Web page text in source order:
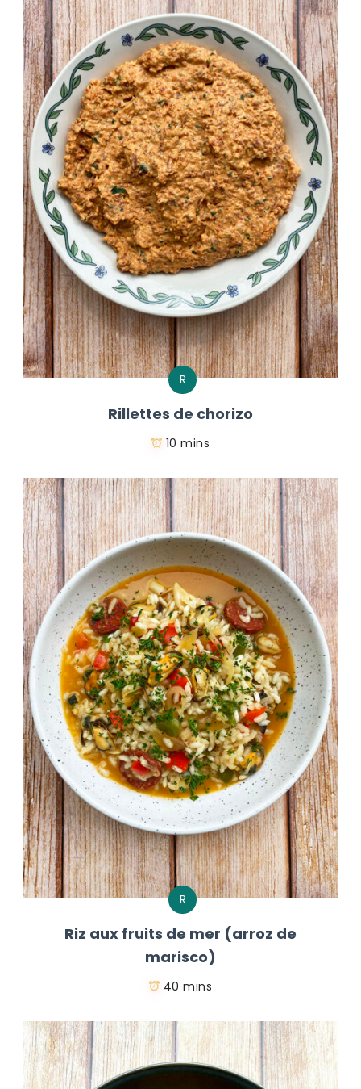
R
Rillettes de chorizo
10 mins
R
Riz aux fruits de mer (arroz de
marisco)
40 mins